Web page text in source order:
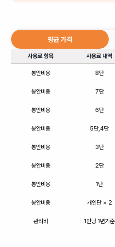
평균 가격
사용료 항목 사용료 내역
봉안비용 8단
봉안비용 7단
봉안비용 6단
봉안비용 5단,4단
봉안비용 3단
봉안비용 2단
봉안비용 1단
봉안비용 개인단 × 2
관리비 1인당 1년기준